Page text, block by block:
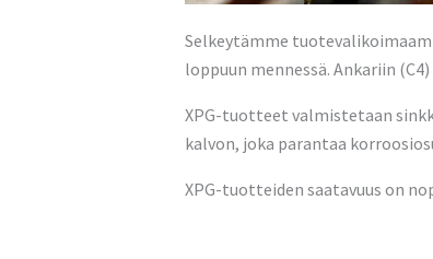
Selkeytämme
loppuun mennessä. Ankariin
XPG-tuotteet valmistetaan
kalvon, joka parantaa
XPG-tuotteiden saatavuus on